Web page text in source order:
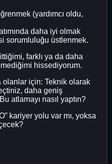
(yardımcı oldu,
daha iyi olmak
sorumluluğu üstlenmek.
farklı ya da daha
hissediyorum.
olanlar için: Teknik olarak
daha geniş
atlamayı nasıl yaptın?
kariyer yolu var mı, yoksa